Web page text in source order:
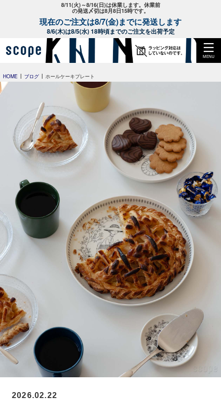
8/11(火)～8/16(日)は休業します。休業前
の発送〆切は8月8日15時です。
現在のご注文は8/7(金)までに発送します
8/6(木)は8/5(水) 18時頃までのご注文を出荷予定
MENU
HOME ブログ ホールケーキプレート
2026.02.22